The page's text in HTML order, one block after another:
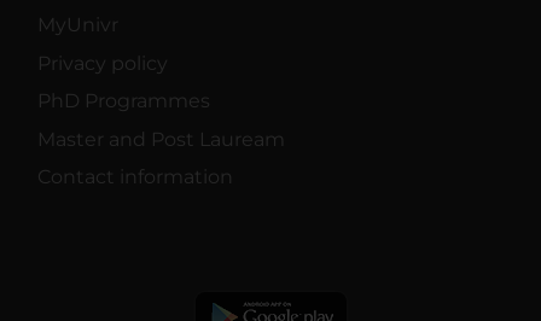
MyUnivr
Privacy policy
PhD Programmes
Master and Post Lauream
Contact information